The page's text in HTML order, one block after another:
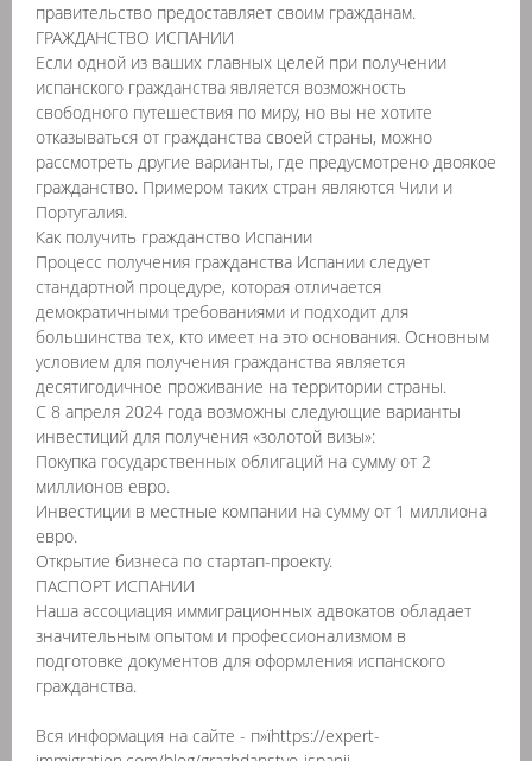
правительство предоставляет своим гражданам.
ГРАЖДАНСТВО ИСПАНИИ
Если одной из ваших главных целей при получении
испанского гражданства является возможность
свободного путешествия по миру, но вы не хотите
отказываться от гражданства своей страны, можно
рассмотреть другие варианты, где предусмотрено двоякое
гражданство. Примером таких стран являются Чили и
Португалия.
Как получить гражданство Испании
Процесс получения гражданства Испании следует
стандартной процедуре, которая отличается
демократичными требованиями и подходит для
большинства тех, кто имеет на это основания. Основным
условием для получения гражданства является
десятигодичное проживание на территории страны.
С 8 апреля 2024 года возможны следующие варианты
инвестиций для получения «золотой визы»:
Покупка государственных облигаций на сумму от 2
миллионов евро.
Инвестиции в местные компании на сумму от 1 миллиона
евро.
Открытие бизнеса по стартап-проекту.
ПАСПОРТ ИСПАНИИ
Наша ассоциация иммиграционных адвокатов обладает
значительным опытом и профессионализмом в
подготовке документов для оформления испанского
гражданства.
Вся информация на сайте - п»їhttps://expert-